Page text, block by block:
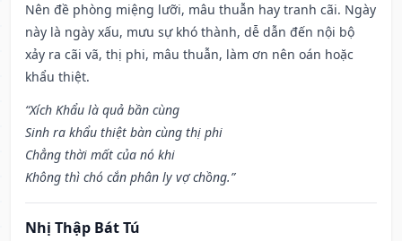
Nên đề phòng miệng lưỡi, mâu thuẫn hay tranh cãi. Ngày
này là ngày xấu, mưu sự khó thành, dễ dẫn đến nội bộ
xảy ra cãi vã, thị phi, mâu thuẫn, làm ơn nên oán hoặc
khẩu thiệt.
“Xích Khẩu là quả bần cùng
Sinh ra khẩu thiệt bàn cùng thị phi
Chẳng thời mất của nó khi
Không thì chó cắn phân ly vợ chồng.”
Nhị Thập Bát Tú